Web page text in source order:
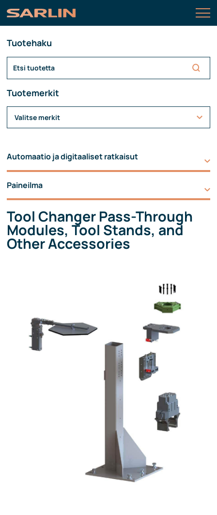
Tuotehaku
Tuotemerkit
Valitse merkit
Automaatio ja digitaaliset ratkaisut
Paineilma
Tool Changer Pass-Through
Modules, Tool Stands, and
Other Accessories